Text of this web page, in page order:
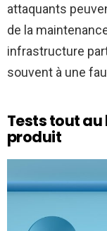
attaquants
de la
infrastructure
souvent à une
Tests tout au
produit